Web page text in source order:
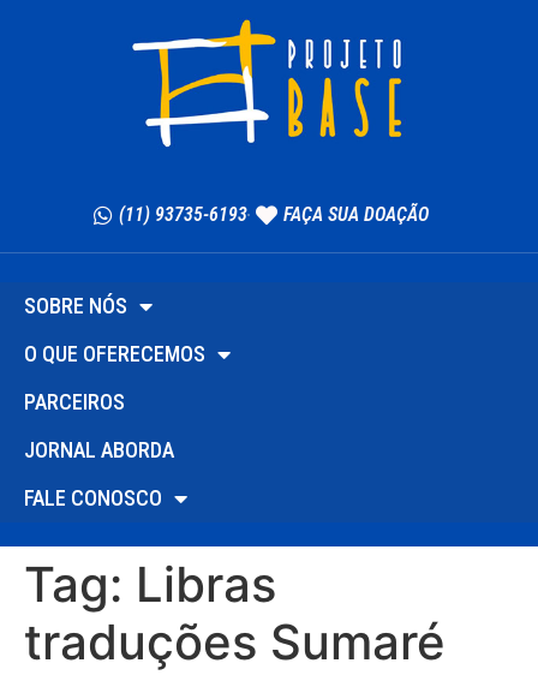
(11) 93735-6193 FAÇA SUA DOAÇÃO
SOBRE NÓS
O QUE OFERECEMOS
PARCEIROS
JORNAL ABORDA
FALE CONOSCO
Tag: Libras
traduções Sumaré